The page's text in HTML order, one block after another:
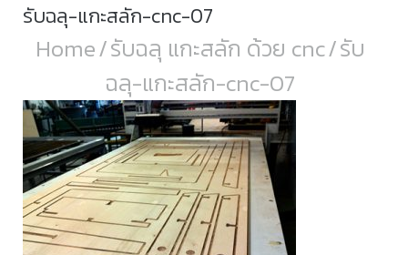
รับฉลุ-แกะสลัก-cnc-07
Home/รับฉลุ แกะสลัก ด้วย cnc/รับ
ฉลุ-แกะสลัก-cnc-07